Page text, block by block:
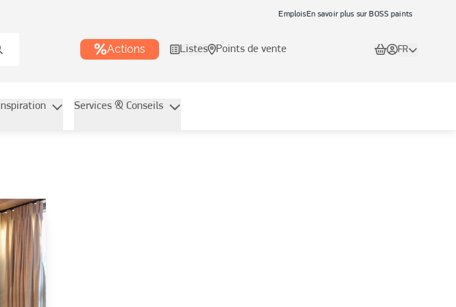
EmploisEn savoir plus sur BOSS paints
Actions Listes Points de vente FR
Inspiration Services & Conseils